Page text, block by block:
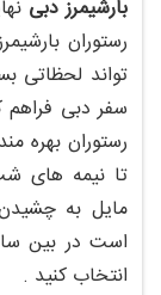
بارشیمرز دبی
رستوران
تواند لحظاتی
سفر دبی فراهم
تا نیمه های
مایل به
انتخاب کنید .